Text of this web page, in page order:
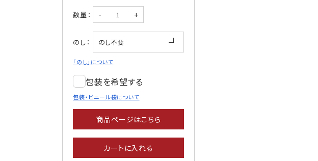
数量： - +
のし：
「のし」について
包装を希望する
包装・ビニール袋について
商品ページはこちら
カートに入れる